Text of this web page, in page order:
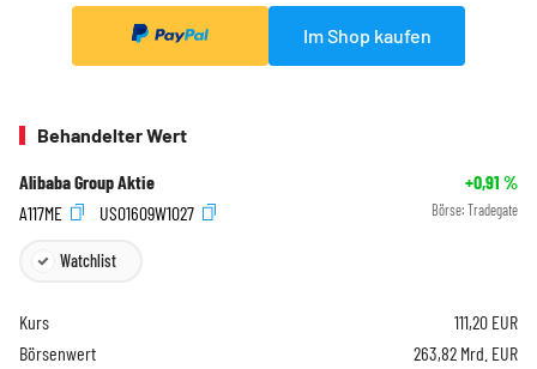
Im Shop kaufen
Behandelter Wert
Alibaba Group Aktie +0,91 %
A117ME
US01609W1027 Börse: Tradegate
Watchlist
Kurs 111,20 EUR
Börsenwert
263,82 Mrd. EUR